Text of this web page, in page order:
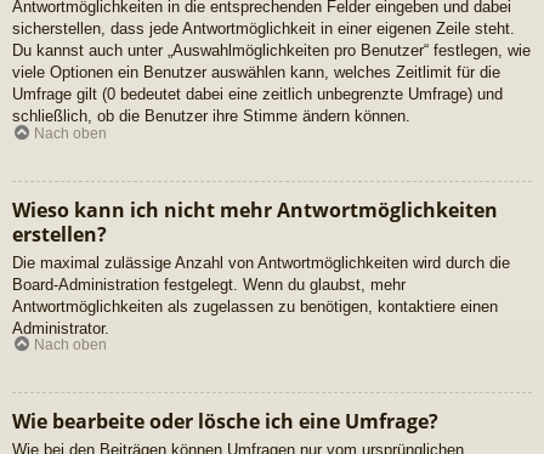
Antwortmöglichkeiten in die entsprechenden Felder eingeben und dabei
sicherstellen, dass jede Antwortmöglichkeit in einer eigenen Zeile steht.
Du kannst auch unter „Auswahlmöglichkeiten pro Benutzer“ festlegen, wie
viele Optionen ein Benutzer auswählen kann, welches Zeitlimit für die
Umfrage gilt (0 bedeutet dabei eine zeitlich unbegrenzte Umfrage) und
schließlich, ob die Benutzer ihre Stimme ändern können.
Nach oben
Wieso kann ich nicht mehr Antwortmöglichkeiten
erstellen?
Die maximal zulässige Anzahl von Antwortmöglichkeiten wird durch die
Board-Administration festgelegt. Wenn du glaubst, mehr
Antwortmöglichkeiten als zugelassen zu benötigen, kontaktiere einen
Administrator.
Nach oben
Wie bearbeite oder lösche ich eine Umfrage?
Wie bei den Beiträgen können Umfragen nur vom ursprünglichen